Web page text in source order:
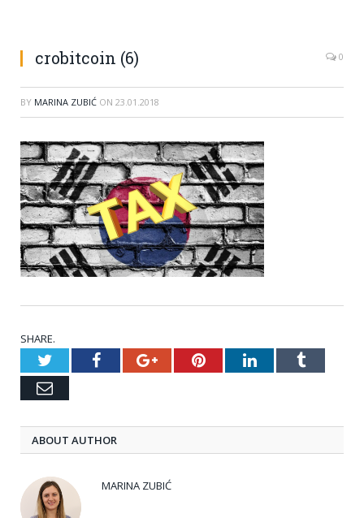
crobitcoin (6) 0
BY MARINA ZUBIĆ ON 23.01.2018
SHARE.
TwitterFacebookGoogle+PinterestLinkedInTumblr
Email
ABOUT AUTHOR
MARINA ZUBIĆ